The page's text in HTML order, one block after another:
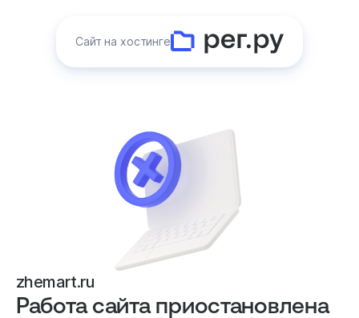
Сайт на хостинге
zhemart.ru
Работа сайта приостановлена